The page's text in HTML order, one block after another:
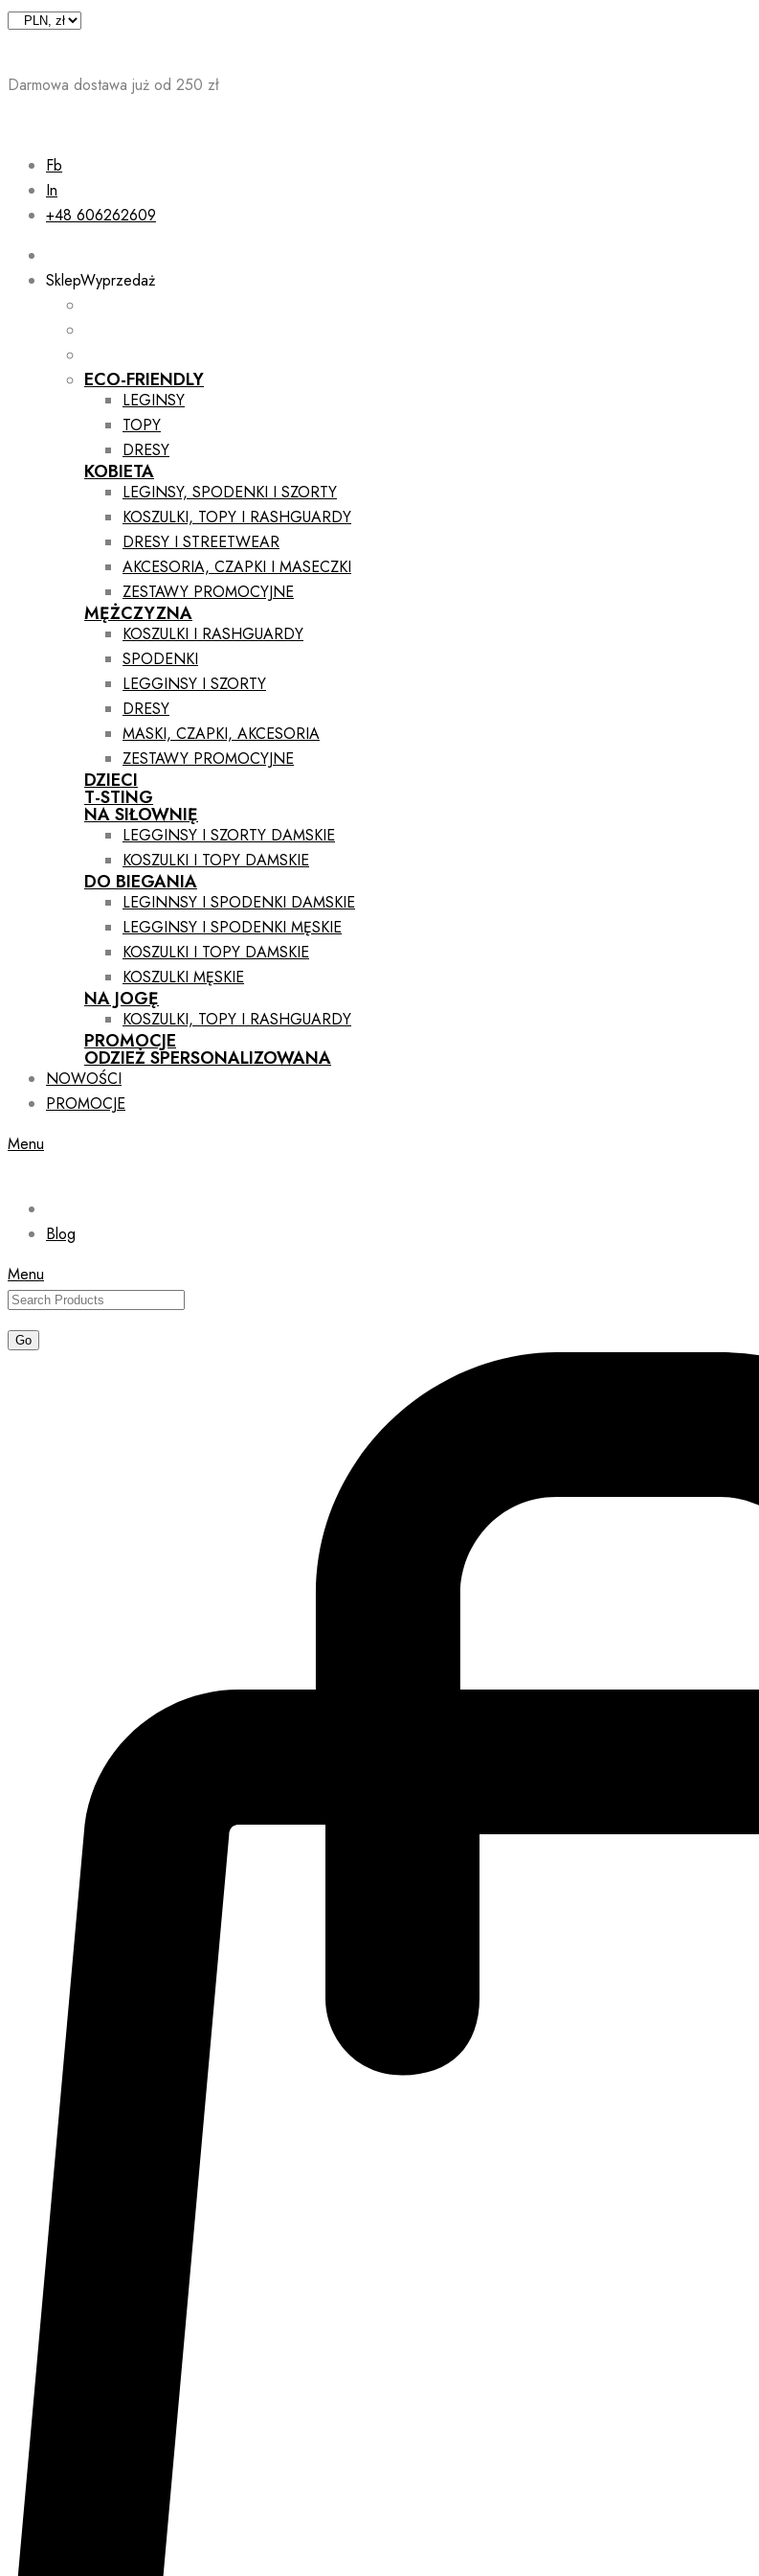
Skip
Darmowa dostawa już od 250 zł
Fb
In
+48 606262609
SklepWyprzedaż
ECO-FRIENDLY
LEGINSY
TOPY
DRESY
KOBIETA
LEGINSY, SPODENKI I SZORTY
KOSZULKI, TOPY I RASHGUARDY
DRESY I STREETWEAR
AKCESORIA, CZAPKI I MASECZKI
ZESTAWY PROMOCYJNE
MĘŻCZYZNA
KOSZULKI I RASHGUARDY
SPODENKI
LEGGINSY I SZORTY
DRESY
MASKI, CZAPKI, AKCESORIA
ZESTAWY PROMOCYJNE
DZIECI
T-STING
NA SIŁOWNIĘ
LEGGINSY I SZORTY DAMSKIE
KOSZULKI I TOPY DAMSKIE
DO BIEGANIA
LEGINNSY I SPODENKI DAMSKIE
LEGGINSY I SPODENKI MĘSKIE
KOSZULKI I TOPY DAMSKIE
KOSZULKI MĘSKIE
NA JOGĘ
KOSZULKI, TOPY I RASHGUARDY
PROMOCJE
ODZIEŻ SPERSONALIZOWANA
NOWOŚCI
PROMOCJE
Menu
Blog
Menu